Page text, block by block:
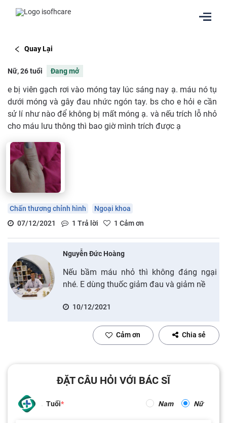
Quay Lại
Nữ, 26 tuổi Đang mở
e bị viên gạch rơi vào móng tay lúc sáng nay ạ. máu nó tụ
dưới móng và gây đau nhức ngón tay. bs cho e hỏi e cần
sử lí như nào để không bị mất móng ạ. và nếu trích lỗ nhỏ
cho máu lưu thông thì bao giờ mình trích được ạ
Chấn thương chỉnh hình
Ngoại khoa
07/12/2021
1 Trả lời 1 Cảm ơn
Nguyễn Đức Hoàng
Nếu bầm máu nhỏ thì không đáng ngại
nhé. E dùng thuốc giảm đau và giảm nề
10/12/2021
Cảm ơn Chia sẻ
ĐẶT CÂU HỎI VỚI BÁC SĨ
Tuổi Nam Nữ